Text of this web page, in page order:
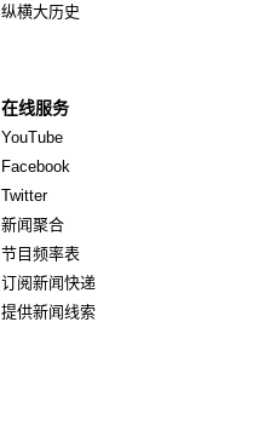
纵横大历史
在线服务
YouTube
Facebook
TwitterOpens in new window
新闻聚合
节目频率表
订阅新闻快递
提供新闻线索